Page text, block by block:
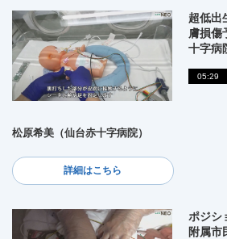
超低出
膚損傷
十字病
05:29
松原希美（仙台赤十字病院）
詳細はこちら
ポジシ
附属市